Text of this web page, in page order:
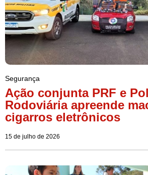
Segurança
Ação conjunta PRF e
Rodoviária apreende
cigarros eletrônicos
15 de julho de 2026